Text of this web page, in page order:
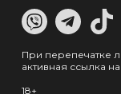
При перепечатке
активная ссылка
18+